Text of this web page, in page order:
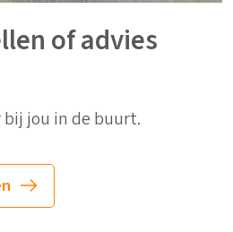
of advies
jou in de buurt.